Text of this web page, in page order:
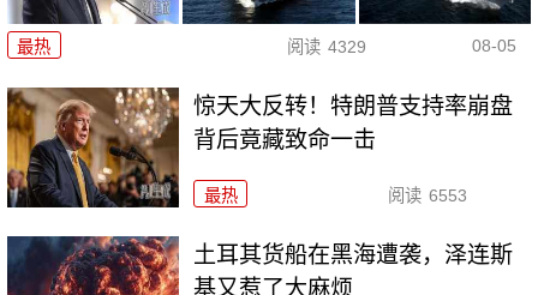
最热 阅读 4329 08-05
惊天大反转！特朗普支持率崩盘
背后竟藏致命一击
最热 阅读 6553
土耳其货船在黑海遭袭，泽连斯
基又惹了大麻烦